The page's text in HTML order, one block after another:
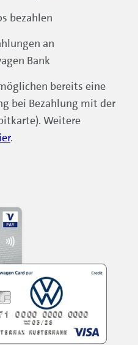
bezahlen
an
Bank
bereits eine
bei Bezahlung mit der
Weitere
.